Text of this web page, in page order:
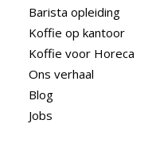
Barista opleiding
Koffie op kantoor
Koffie voor Horeca
Ons verhaal
Blog
Jobs